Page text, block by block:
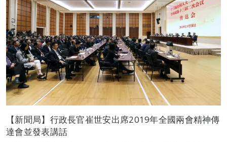
【新聞局】行政長官崔世安出席2019年全國兩會精神傳
達會並發表講話